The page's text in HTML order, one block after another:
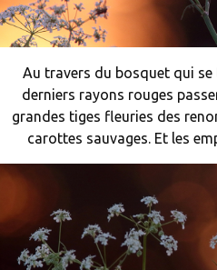
Au travers du bosquet qui se
derniers rayons rouges
grandes tiges fleuries des
carottes sauvages. Et les